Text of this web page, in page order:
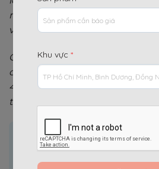
nhôm là rất lớn, đặc biệt khi yêu
và hoạt động liên tục trong
Chúng tôi tự hào giới thiệu
dây đồng với các công suất phổ
4HP, cam kết mang lại sự ổn
tế lâu dài cho công trình của
Nội dung chính
0.1.Thông tin chung về
Khu vực *